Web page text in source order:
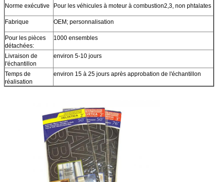
Norme exécutive Pour les véhicules à moteur à combustion2,3, non phtalates
Fabrique OEM; personnalisation
Pour les pièces
détachées:
1000 ensembles
Livraison de
l'échantillon
environ 5-10 jours
Temps de
réalisation
environ 15 à 25 jours après approbation de l'échantillon